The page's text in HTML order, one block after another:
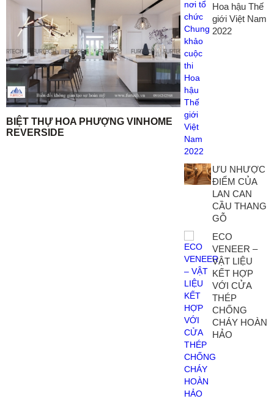
BIỆT THỰ HOA PHƯỢNG VINHOME
REVERSIDE
Hoa hậu Thế
giới Việt Nam
2022
ƯU NHƯỢC
ĐIỂM CỦA
LAN CAN
CẦU THANG
GỖ
ECO
VENEER –
VẬT LIỆU
KẾT HỢP
VỚI CỬA
THÉP
CHỐNG
CHÁY HOÀN
HẢO